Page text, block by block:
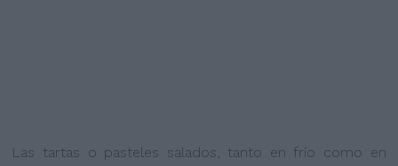
Las tartas o pasteles salados, tanto en frío como en